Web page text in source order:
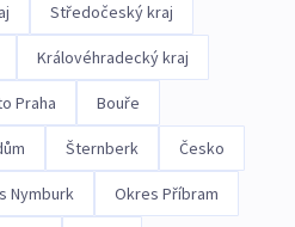
Středočeský kraj
Královéhradecký kraj
Praha Bouře
Šternberk Česko
Nymburk Okres Příbram